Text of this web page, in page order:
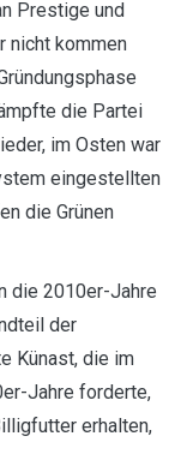
Prestige und
nicht kommen
die Partei
im Osten war
eingestellten
die Grünen
die 2010er-Jahre
der
Künast, die im
Jahre forderte,
erhalten,